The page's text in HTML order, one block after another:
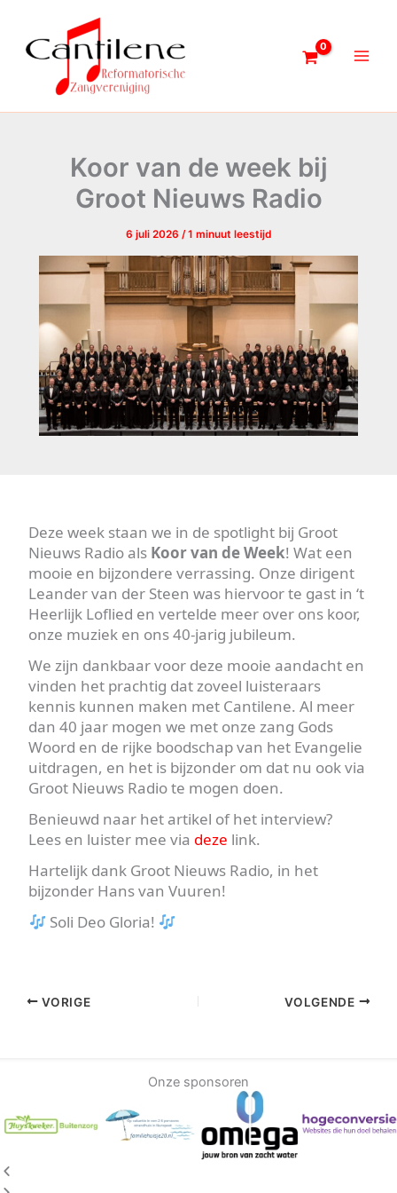
Koor van de week bij
Groot Nieuws Radio
6 juli 2026 /1 minuut leestijd
Deze week staan we in de spotlight bij Groot
Nieuws Radio als Koor van de Week! Wat een
mooie en bijzondere verrassing. Onze dirigent
Leander van der Steen was hiervoor te gast in ‘t
Heerlijk Loflied en vertelde meer over ons koor,
onze muziek en ons 40-jarig jubileum.
We zijn dankbaar voor deze mooie aandacht en
vinden het prachtig dat zoveel luisteraars
kennis kunnen maken met Cantilene. Al meer
dan 40 jaar mogen we met onze zang Gods
Woord en de rijke boodschap van het Evangelie
uitdragen, en het is bijzonder om dat nu ook via
Groot Nieuws Radio te mogen doen.
Benieuwd naar het artikel of het interview?
Lees en luister mee via deze link.
Hartelijk dank Groot Nieuws Radio, in het
bijzonder Hans van Vuuren!
Soli Deo Gloria!
VORIGE VOLGENDE
Onze sponsoren